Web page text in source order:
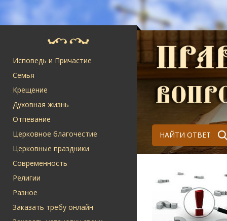
Исповедь и Причастие
Семья
Крещение
Духовная жизнь
Отпевание
Церковное благочестие
Церковные праздники
Современность
Религии
Разное
Заказать требу онлайн
НАЙТИ ОТВЕТ